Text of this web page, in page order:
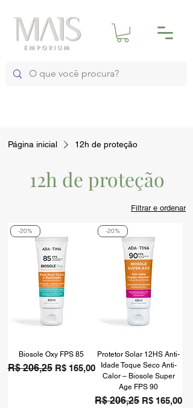
Página inicial 12h de proteção
12h de proteção
Filtrar e ordenar
-20%
Biosole Oxy FPS 85
Preço normal
R$ 206,25 Preço promocional
R$ 165,00
-20%
Protetor Solar 12HS Anti-
Idade Toque Seco Anti-
Calor – Biosole Super
Age FPS 90
Preço normal
R$ 206,25 Preço
R$ 165,00